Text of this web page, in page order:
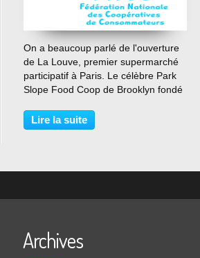
…
On a beaucoup parlé de l'ouverture
de La Louve, premier supermarché
participatif à Paris. Le célèbre Park
Slope Food Coop de Brooklyn fondé
promoteur de ce mode de
consommation et de participation
Lire la suite
Archives